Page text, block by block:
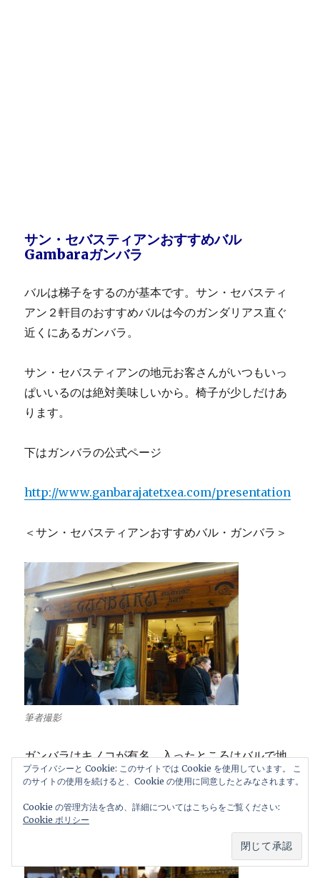
サン・セバスティアンおすすめバル
Gambaraガンバラ
バルは梯子をするのが基本です。サン・セバスティ
アン２軒目のおすすめバルは今のガンダリアス直ぐ
近くにあるガンバラ。
サン・セバスティアンの地元お客さんがいつもいっ
ぱいいるのは絶対美味しいから。椅子が少しだけあ
ります。
下はガンバラの公式ページ
http://www.ganbarajatetxea.com/presentation
＜サン・セバスティアンおすすめバル・ガンバラ＞
筆者撮影
ガンバラはキノコが有名。入ったところはバルで地
下に本格レストラン、そちらも美味しい。
＜サン・セバスティアンおすすめバル・ガンバラ＞
プライバシーと Cookie: このサイトでは Cookie を使用しています。 こ
のサイトの使用を続けると、Cookie の使用に同意したとみなされます。
Cookie の管理方法を含め、詳細についてはこちらをご覧ください:
Cookie ポリシー